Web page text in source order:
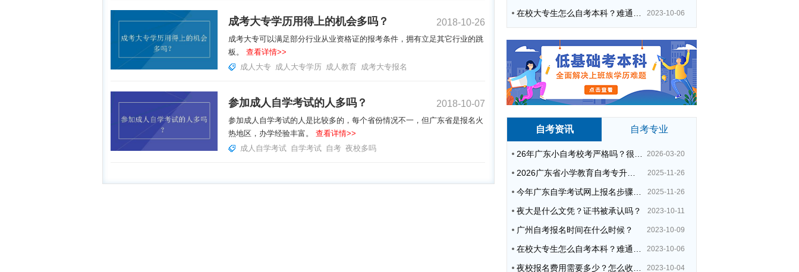
在校大专生怎么自考本科？难通过吗？ 2023-10-06
自考资讯 自考专业
26年广东小自考校考严格吗？很简单吗？ 2026-03-20
2026广东省小学教育自考专升本考试科目（+指引） 2025-11-26
今年广东自学考试网上报名步骤（全） 2025-11-26
夜大是什么文凭？证书被承认吗？ 2023-10-11
广州自考报名时间在什么时候？ 2023-10-09
在校大专生怎么自考本科？难通过吗？ 2023-10-06
夜校报名费用需要多少？怎么收费的？ 2023-10-04
成考大专学历用得上的机会多吗？ 2018-10-26
成考大专可以满足部分行业从业资格证的报考条件，拥有立足其它行业的跳
板。 查看详情>>
成人大专 成人大专学历 成人教育 成考大专报名
参加成人自学考试的人多吗？ 2018-10-07
参加成人自学考试的人是比较多的，每个省份情况不一，但广东省是报名火
热地区，办学经验丰富。 查看详情>>
成人自学考试
自学考试 自考 夜校多吗